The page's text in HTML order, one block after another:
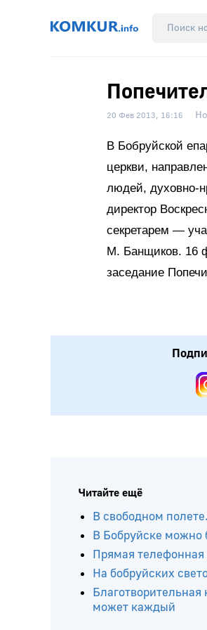
20 Фев 2013, 16:16
В Бобруйской
церкви,
людей, духовно-
директор
секретарем —
М. Банщиков. 16
заседание
Подписывайтесь
Читайте ещё
В свободном
В Бобруйске можно
Прямая телефонная